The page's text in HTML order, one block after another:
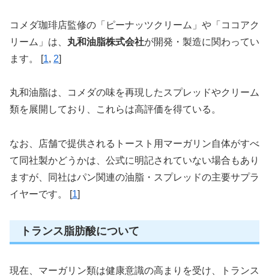
コメダ珈琲店監修の「ピーナッツクリーム」や「ココアク
リーム」は、 丸和油脂株式会社が開発・製造に関わってい
ます。 [1, 2]
丸和油脂は、コメダの味を再現したスプレッドやクリーム
類を展開しており、これらは高評価を得ている。
なお、店舗で提供されるトースト用マーガリン自体がすべ
て同社製かどうかは、公式に明記されていない場合もあり
ますが、同社はパン関連の油脂・スプレッドの主要サプラ
イヤーです。 [1]
トランス脂肪酸について
現在、マーガリン類は健康意識の高まりを受け、トランス